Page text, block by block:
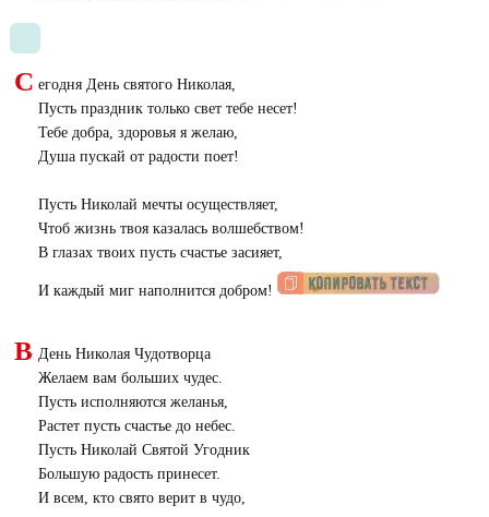
С егодня День святого Николая,
Пусть праздник только свет тебе несет!
Тебе добра, здоровья я желаю,
Душа пускай от радости поет!
Пусть Николай мечты осуществляет,
Чтоб жизнь твоя казалась волшебством!
В глазах твоих пусть счастье засияет,
И каждый миг наполнится добром!
В День Николая Чудотворца
Желаем вам больших чудес.
Пусть исполняются желанья,
Растет пусть счастье до небес.
Пусть Николай Святой Угодник
Большую радость принесет.
И всем, кто свято верит в чудо,